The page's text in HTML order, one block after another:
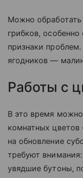
Можно обработать
грибков,
признаки
ягодников —
Работы с
В это время
комнатных
на обновление
требуют
увядшие бутоны,